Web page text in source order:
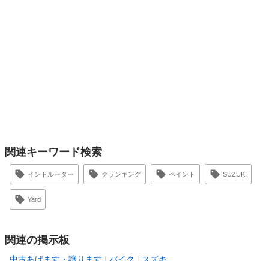
関連キーワード検索
イントルーダー クランキング ペイント SUZUKI
Yard
関連の掲示板